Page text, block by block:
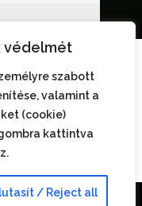
védelmét
szabott
valamint a
(cookie)
kattintva
/ Reject all